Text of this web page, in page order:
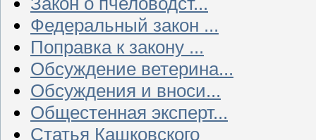
Федеральный закон ...
Поправка к закону ...
Обсуждение ветерина...
Обсуждения и вноси...
Общестенная эксперт...
Статья Кашковского